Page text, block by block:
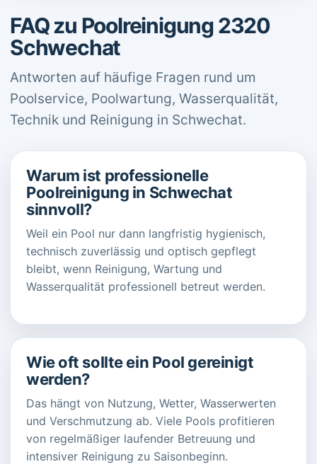
FAQ zu Poolreinigung 2320
Schwechat
Antworten auf häufige Fragen rund um
Poolservice, Poolwartung, Wasserqualität,
Technik und Reinigung in Schwechat.
Warum ist professionelle
Poolreinigung in Schwechat
sinnvoll?
Weil ein Pool nur dann langfristig hygienisch,
technisch zuverlässig und optisch gepflegt
bleibt, wenn Reinigung, Wartung und
Wasserqualität professionell betreut werden.
Wie oft sollte ein Pool gereinigt
werden?
Das hängt von Nutzung, Wetter, Wasserwerten
und Verschmutzung ab. Viele Pools profitieren
von regelmäßiger laufender Betreuung und
intensiver Reinigung zu Saisonbeginn.